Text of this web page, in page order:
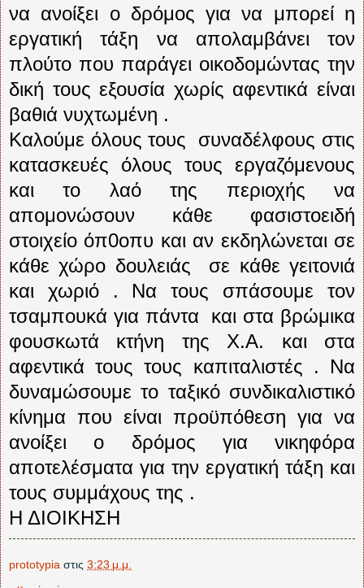
να ανοίξει ο δρόμος για να μπορεί η
εργατική τάξη να απολαμβάνει τον
πλούτο που παράγει οικοδομώντας την
δική τους εξουσία χωρίς αφεντικά είναι
βαθιά νυχτωμένη .
Καλούμε όλους τους
συναδέλφους στις
κατασκευές όλους τους εργαζόμενους
και το λαό της περιοχής να
απομονώσουν κάθε φασιστοειδή
στοιχείο όπ0οπυ και αν εκδηλώνεται σε
κάθε χώρο δουλειάς
σε κάθε γειτονιά
και χωριό . Να τους σπάσουμε τον
τσαμπουκά για πάντα
και στα βρώμικα
φουσκωτά κτήνη της Χ.Α. και στα
αφεντικά τους τους καπιταλιστές . Να
δυναμώσουμε το ταξικό συνδικαλιστικό
κίνημα που είναι προϋπόθεση για να
ανοίξει ο δρόμος για νικηφόρα
αποτελέσματα για την εργατική τάξη και
τους συμμάχους της .
Η ΔΙΟΙΚΗΣΗ
prototypia στις 3:23 μ.μ.